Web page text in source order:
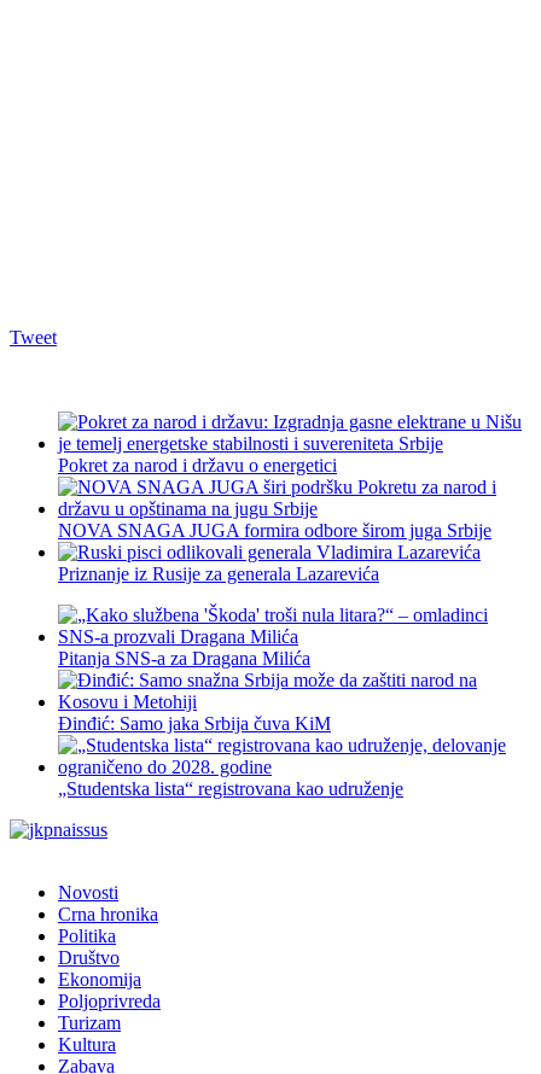
Tweet
Pokret za narod i državu o energetici
NOVA SNAGA JUGA formira odbore širom juga Srbije
Priznanje iz Rusije za generala Lazarevića
Pitanja SNS-a za Dragana Milića
Đinđić: Samo jaka Srbija čuva KiM
„Studentska lista“ registrovana kao udruženje
Novosti
Crna hronika
Politika
Društvo
Ekonomija
Poljoprivreda
Turizam
Kultura
Zabava